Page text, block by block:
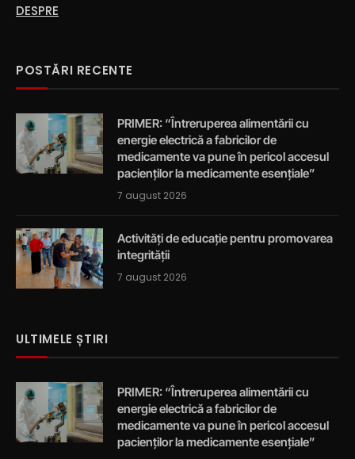
DESPRE
POSTĂRI RECENTE
PRIMER: “Întreruperea alimentării cu
energie electrică a fabricilor de
medicamente va pune în pericol accesul
pacienților la medicamente esențiale”
7 august 2026
Activități de educație pentru promovarea
integrității
7 august 2026
ULTIMELE ȘTIRI
PRIMER: “Întreruperea alimentării cu
energie electrică a fabricilor de
medicamente va pune în pericol accesul
pacienților la medicamente esențiale”